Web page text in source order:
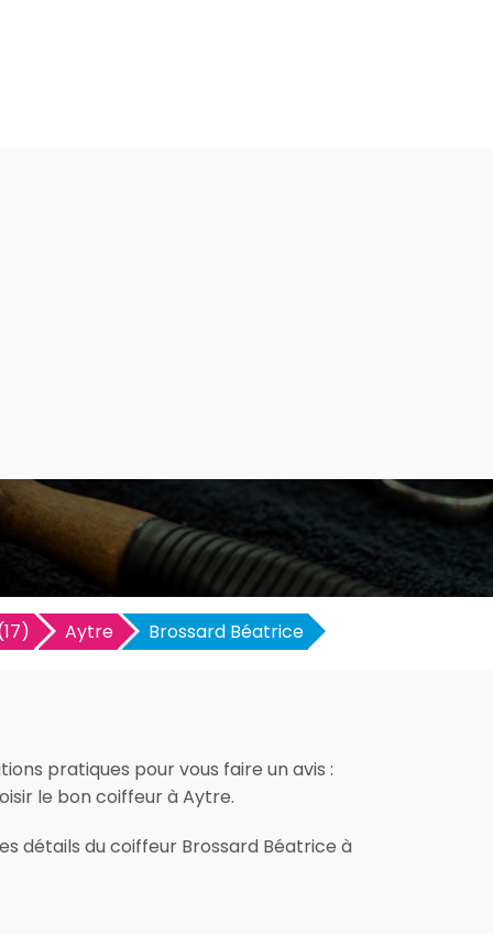
Aytre Brossard Béatrice
pratiques pour vous faire un avis :
le bon coiffeur à Aytre.
détails du coiffeur Brossard Béatrice à